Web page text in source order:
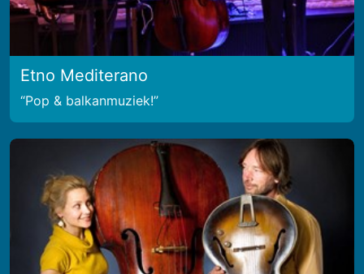
Etno Mediterano
Pop & balkanmuziek!